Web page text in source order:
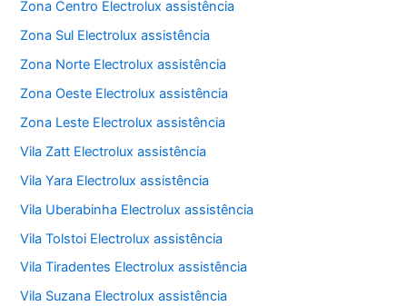
Zona Centro Electrolux assistência
Zona Sul Electrolux assistência
Zona Norte Electrolux assistência
Zona Oeste Electrolux assistência
Zona Leste Electrolux assistência
Vila Zatt Electrolux assistência
Vila Yara Electrolux assistência
Vila Uberabinha Electrolux assistência
Vila Tolstoi Electrolux assistência
Vila Tiradentes Electrolux assistência
Vila Suzana Electrolux assistência